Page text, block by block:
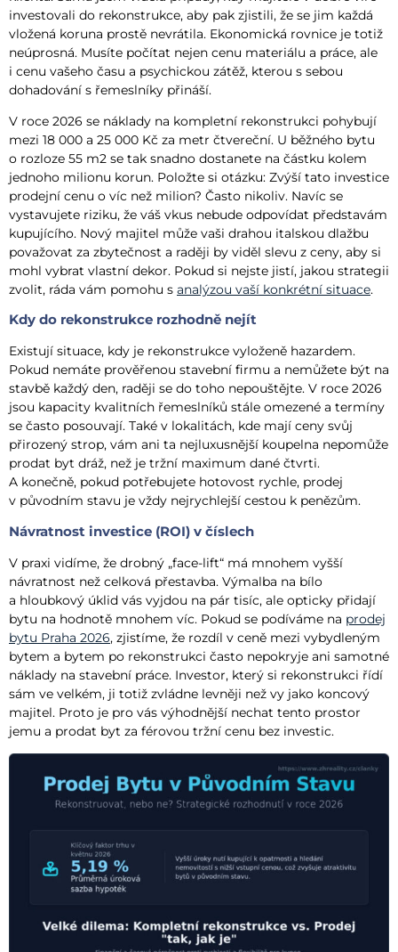
investovali do rekonstrukce, aby pak zjistili, že se jim každá
vložená koruna prostě nevrátila. Ekonomická rovnice je totiž
neúprosná. Musíte počítat nejen cenu materiálu a práce, ale
i cenu vašeho času a psychickou zátěž, kterou s sebou
dohadování s řemeslníky přináší.
V roce 2026 se náklady na kompletní rekonstrukci pohybují
mezi 18 000 a 25 000 Kč za metr čtvereční. U běžného bytu
o rozloze 55 m2 se tak snadno dostanete na částku kolem
jednoho milionu korun. Položte si otázku: Zvýší tato investice
prodejní cenu o víc než milion? Často nikoliv. Navíc se
vystavujete riziku, že váš vkus nebude odpovídat představám
kupujícího. Nový majitel může vaši drahou italskou dlažbu
považovat za zbytečnost a raději by viděl slevu z ceny, aby si
mohl vybrat vlastní dekor. Pokud si nejste jistí, jakou strategii
zvolit, ráda vám pomohu s analýzou vaší konkrétní situace.
Kdy do rekonstrukce rozhodně nejít
Existují situace, kdy je rekonstrukce vyloženě hazardem.
Pokud nemáte prověřenou stavební firmu a nemůžete být na
stavbě každý den, raději se do toho nepouštějte. V roce 2026
jsou kapacity kvalitních řemeslníků stále omezené a termíny
se často posouvají. Také v lokalitách, kde mají ceny svůj
přirozený strop, vám ani ta nejluxusnější koupelna nepomůže
prodat byt dráž, než je tržní maximum dané čtvrti.
A konečně, pokud potřebujete hotovost rychle, prodej
v původním stavu je vždy nejrychlejší cestou k penězům.
Návratnost investice (ROI) v číslech
V praxi vidíme, že drobný „face-lift“ má mnohem vyšší
návratnost než celková přestavba. Výmalba na bílo
a hloubkový úklid vás vyjdou na pár tisíc, ale opticky přidají
bytu na hodnotě mnohem víc. Pokud se podíváme na prodej
bytu Praha 2026, zjistíme, že rozdíl v ceně mezi vybydleným
bytem a bytem po rekonstrukci často nepokryje ani samotné
náklady na stavební práce. Investor, který si rekonstrukci řídí
sám ve velkém, ji totiž zvládne levněji než vy jako koncový
majitel. Proto je pro vás výhodnější nechat tento prostor
jemu a prodat byt za férovou tržní cenu bez investic.